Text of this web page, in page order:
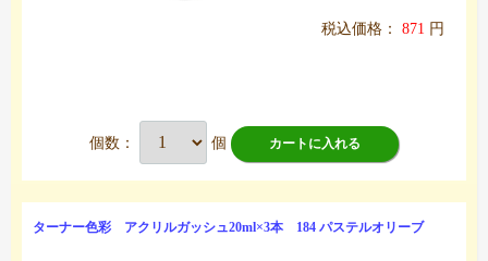
税込価格： 871 円
個数： 個 カートに入れる
ターナー色彩 アクリルガッシュ20ml×3本 184 パステルオリーブ